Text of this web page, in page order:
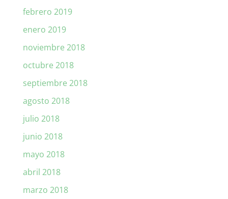
febrero 2019
enero 2019
noviembre 2018
octubre 2018
septiembre 2018
agosto 2018
julio 2018
junio 2018
mayo 2018
abril 2018
marzo 2018